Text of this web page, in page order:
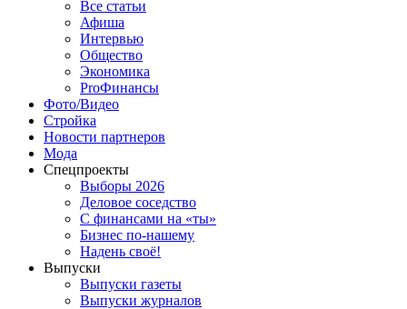
Все статьи
Афиша
Интервью
Общество
Экономика
ProФинансы
Фото/Видео
Стройка
Новости партнеров
Мода
Спецпроекты
Выборы 2026
Деловое соседство
С финансами на «ты»
Бизнес по-нашему
Надень своё!
Выпуски
Выпуски газеты
Выпуски журналов